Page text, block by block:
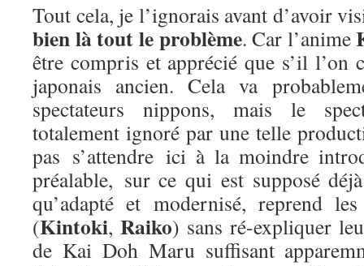
Tout cela, je l’ignorais avant d’avoir
bien là tout le problème. Car l’anime
être compris et apprécié que s’il
japonais ancien. Cela va
spectateurs nippons, mais le
totalement ignoré par une telle
pas s’attendre ici à la moindre
préalable, sur ce qui est supposé
qu’adapté et modernisé, reprend les
(Kintoki, Raiko) sans ré-expliquer
de Kai Doh Maru suffisant